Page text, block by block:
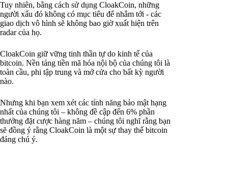
Tuy nhiên, bằng cách sử dụng CloakCoin, những
người xấu đó không có mục tiêu để nhắm tới - các
giao dịch vô hình sẽ không bao giờ xuất hiện trên
radar của họ.
CloakCoin giữ vững tinh thần tự do kinh tế của
bitcoin. Nền tảng tiền mã hóa nội bộ của chúng tôi là
toàn cầu, phi tập trung và mở cửa cho bất kỳ người
nào.
Nhưng khi bạn xem xét các tính năng bảo mật hạng
nhất của chúng tôi – không đề cập đến 6% phần
thưởng đặt cược hàng năm – chúng tôi nghĩ rằng bạn
sẽ đồng ý rằng CloakCoin là một sự thay thế bitcoin
đáng chú ý.